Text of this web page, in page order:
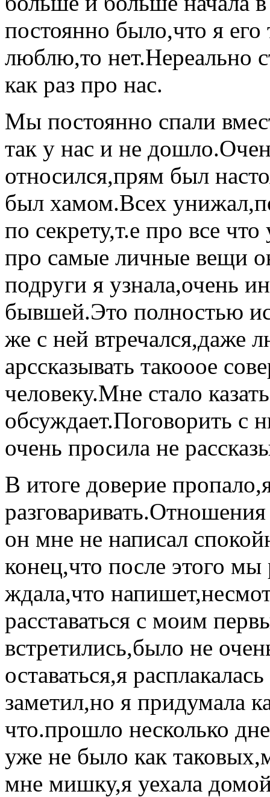
постоянно было,что я его
люблю,то нет.Нереально
как раз про нас.
Мы постоянно спали
так у нас и не
относился,прям был
был хамом.Всех
по секрету,т.е про все
про самые личные вещи
подруги я узнала,очень
бывшей.Это полностью
же с ней втречался,даже
арссказывать такооое
человеку.Мне стало
обсуждает.Поговорить с
очень просила не
В итоге доверие
он мне не написал
конец,что после этого
ждала,что
расставаться с моим
встретились,было не
оставаться,я
заметил,но я придумала
что.прошло несколько
уже не было как
мне мишку,я уехала